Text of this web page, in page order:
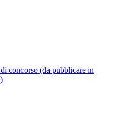
concorso (da pubblicare in